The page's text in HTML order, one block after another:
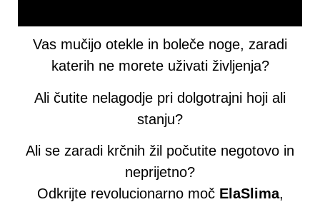
Vas mučijo otekle in boleče noge, zaradi
katerih ne morete uživati ​​življenja?
Ali čutite nelagodje pri dolgotrajni hoji ali
stanju?
Ali se zaradi krčnih žil počutite negotovo in
neprijetno?
Odkrijte revolucionarno moč ElaSlima,